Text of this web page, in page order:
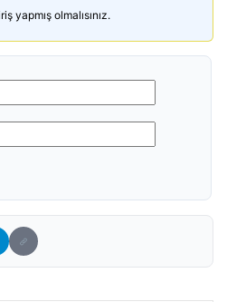
yapmış olmalısınız.